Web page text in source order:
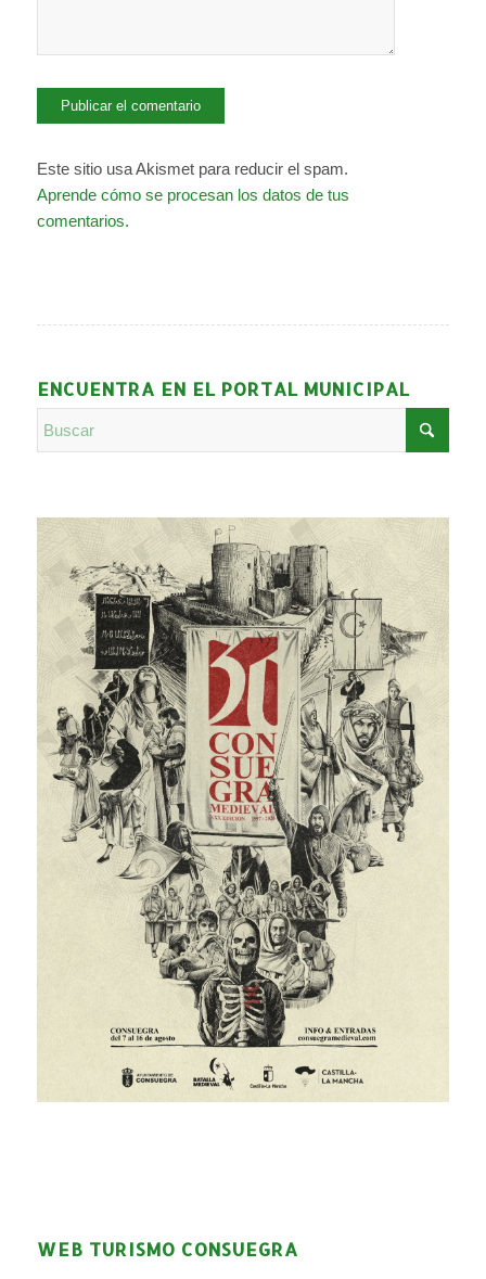
Este sitio usa Akismet para reducir el spam.
Aprende cómo se procesan los datos de tus
comentarios.
ENCUENTRA EN EL PORTAL MUNICIPAL
WEB TURISMO CONSUEGRA